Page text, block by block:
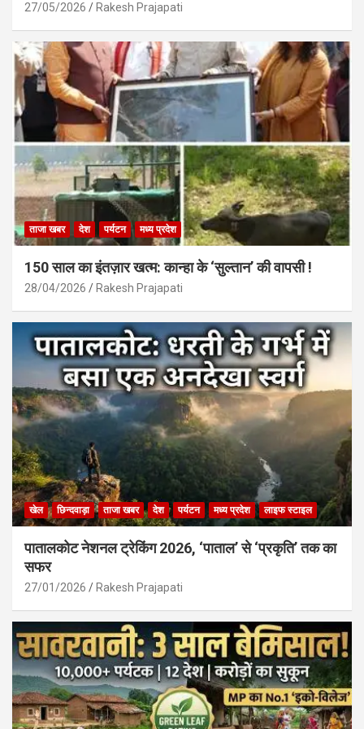
27/05/2026 Rakesh Prajapati
ताजा खबर देश पर्यटन मध्य प्रदेश
150 साल का इंतज़ार खत्म: कान्हा के ‘सुल्तान’ की वापसी !
28/04/2026 Rakesh Prajapati
खेल छिन्दवाड़ा ताजा खबर देश पर्यटन मध्य प्रदेश लाइफ स्टाइल
पातालकोट नेशनल ट्रेकिंग 2026, ‘पाताल’ से ‘प्रकृति’ तक का
सफर
27/01/2026 Rakesh Prajapati